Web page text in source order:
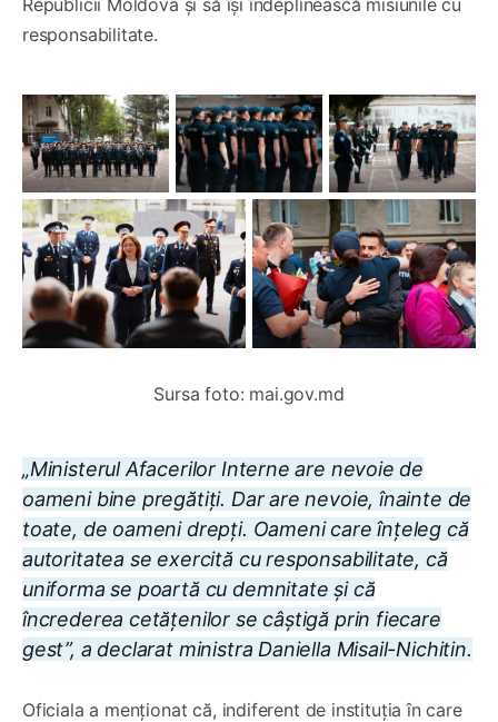
responsabilitate.
Sursa foto: mai.gov.md
„Ministerul Afacerilor Interne are nevoie de
oameni bine pregătiți. Dar are nevoie, înainte de
toate, de oameni drepți. Oameni care înțeleg că
autoritatea se exercită cu responsabilitate, că
uniforma se poartă cu demnitate și că
încrederea cetățenilor se câștigă prin fiecare
gest”, a declarat ministra Daniella Misail-Nichitin.
Oficiala a menționat că, indiferent de instituția în care